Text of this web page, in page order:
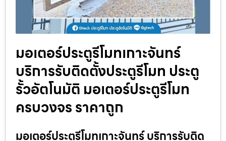
มอเตอร์ประตูรีโมทเกาะจันทร์
บริการรับติดตั้งประตูรีโมท ประตู
รั้วอัตโนมัติ มอเตอร์ประตูรีโมท
ครบวงจร ราคาถูก
มอเตอร์ประตูรีโมทเกาะจันทร์ บริการรับติด